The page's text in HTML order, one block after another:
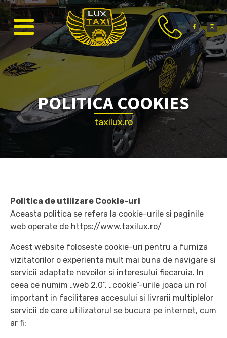
POLITICA COOKIES
taxilux.ro
Politica de utilizare Cookie-uri
Aceasta politica se refera la cookie-urile si paginile
web operate de https://www.taxilux.ro/
Acest website foloseste cookie-uri pentru a furniza
vizitatorilor o experienta mult mai buna de navigare si
servicii adaptate nevoilor si interesului fiecaruia. In
ceea ce numim „web 2.0”, „cookie”-urile joaca un rol
important in facilitarea accesului si livrarii multiplelor
servicii de care utilizatorul se bucura pe internet, cum
ar fi: